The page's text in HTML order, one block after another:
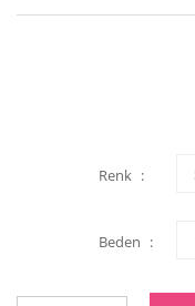
Renk
Beden